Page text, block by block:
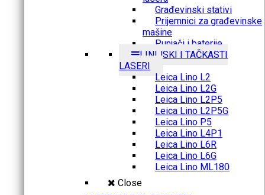
Građevinski stativi
Prijemnici za građevinske
mašine
Punjači i baterije
LINIJSKI I TAČKASTI
LASERI
Leica Lino L2
Leica Lino L2G
Leica Lino L2P5
Leica Lino L2P5G
Leica Lino P5
Leica Lino L4P1
Leica Lino L6R
Leica Lino L6G
Leica Lino ML180
Close